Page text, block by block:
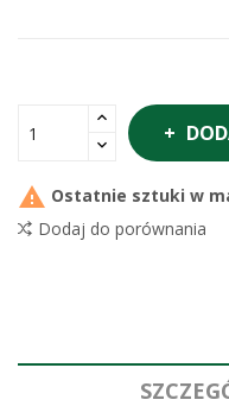
 Ostatnie sztuki w
Dodaj do porównania